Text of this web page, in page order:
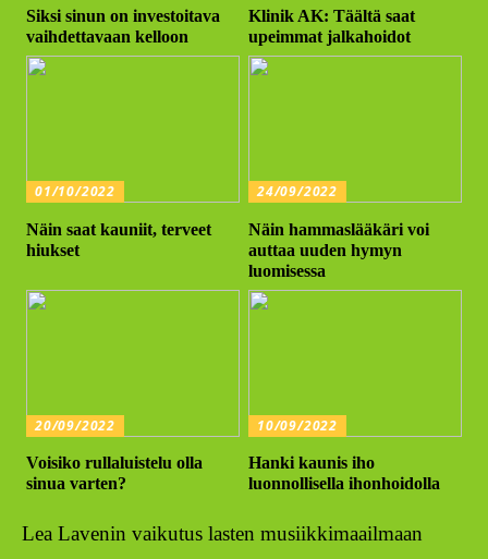
Siksi sinun on investoitava
vaihdettavaan kelloon
Klinik AK: Täältä saat
upeimmat jalkahoidot
01/10/2022
Näin saat kauniit, terveet
hiukset
24/09/2022
Näin hammaslääkäri voi
auttaa uuden hymyn
luomisessa
20/09/2022
Voisiko rullaluistelu olla
sinua varten?
10/09/2022
Hanki kaunis iho
luonnollisella ihonhoidolla
Lea Lavenin vaikutus lasten musiikkimaailmaan